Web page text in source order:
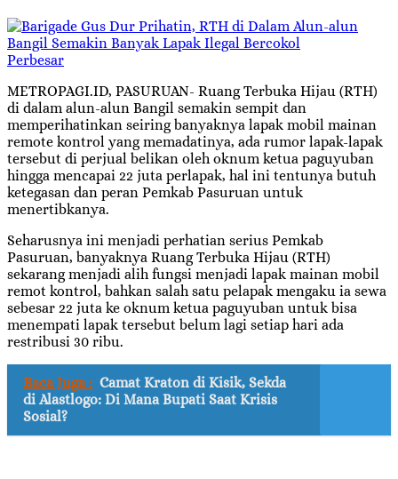
Perbesar
METROPAGI.ID, PASURUAN- Ruang Terbuka Hijau (RTH)
di dalam alun-alun Bangil semakin sempit dan
memperihatinkan seiring banyaknya lapak mobil mainan
remote kontrol yang memadatinya, ada rumor lapak-lapak
tersebut di perjual belikan oleh oknum ketua paguyuban
hingga mencapai 22 juta perlapak, hal ini tentunya butuh
ketegasan dan peran Pemkab Pasuruan untuk
menertibkanya.
Seharusnya ini menjadi perhatian serius Pemkab
Pasuruan, banyaknya Ruang Terbuka Hijau (RTH)
sekarang menjadi alih fungsi menjadi lapak mainan mobil
remot kontrol, bahkan salah satu pelapak mengaku ia sewa
sebesar 22 juta ke oknum ketua paguyuban untuk bisa
menempati lapak tersebut belum lagi setiap hari ada
restribusi 30 ribu.
Baca Juga : Camat Kraton di Kisik, Sekda
di Alastlogo: Di Mana Bupati Saat Krisis
Sosial?